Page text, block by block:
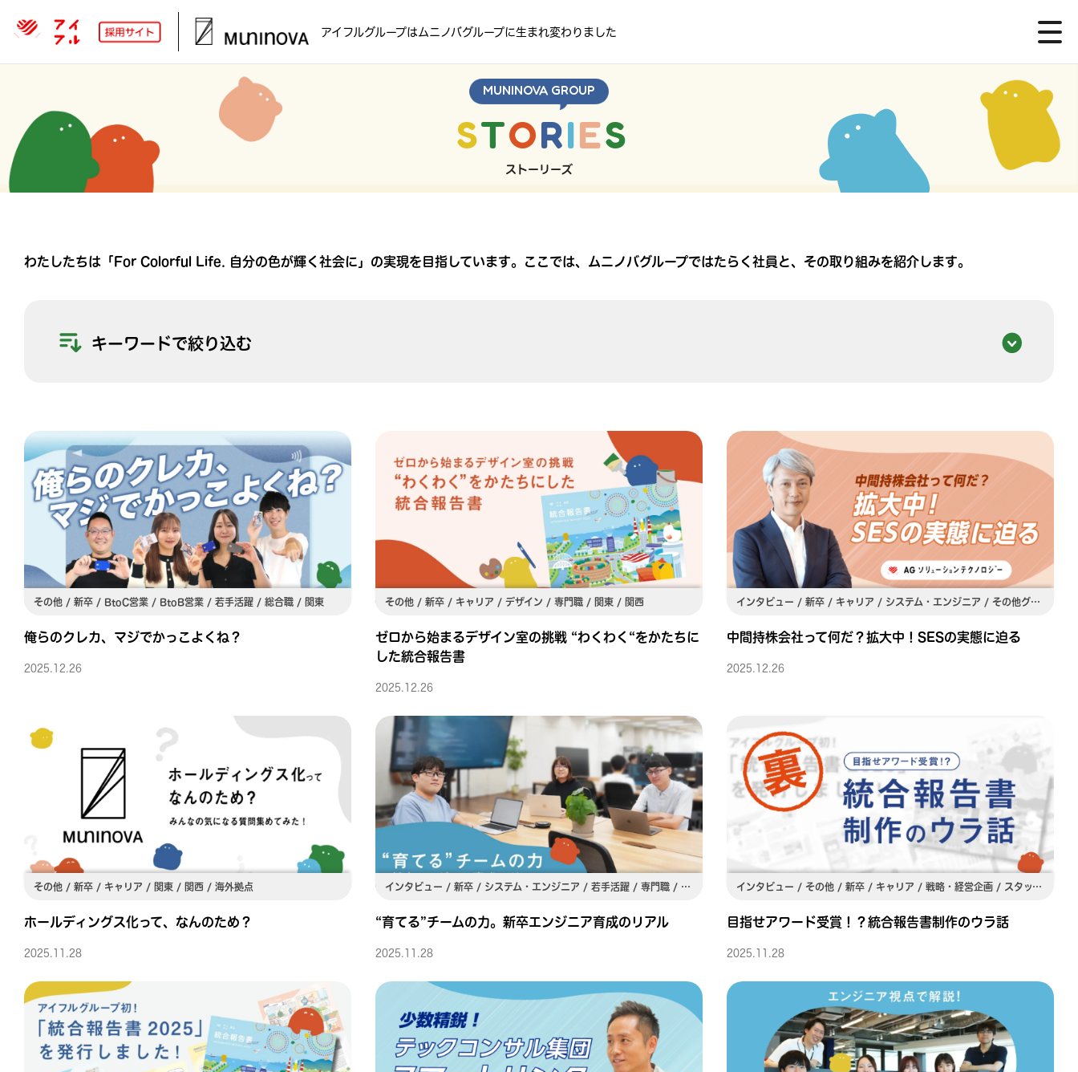
アイフルグループはムニノバグループに生まれ変わりました
新卒採用サイト
キャリア採用・ 第二新卒採用サイト
グループサイト
MUNINOVA GROUP
STORIES
ストーリーズ
わたしたちは「For Colorful Life. 自分の色が輝く社会に」の実現を目指しています。ここでは、ムニノバグループではたらく社員と、その取り組みを紹介します。
キーワードで絞り込む
その他 / 新卒 / BtoC営業 / BtoB営業 / 若手活躍 / 総合職 / 関東
俺らのクレカ、マジでかっこよくね？
2025.12.26
その他 / 新卒 / キャリア / デザイン / 専門職 / 関東 / 関西
ゼロから始まるデザイン室の挑戦 “わくわく“をかたちに
した統合報告書
2025.12.26
インタビュー / 新卒 / キャリア / システム・エンジニア / その他グループ会社・部署 / 管理職 / 専門職 / M&A / 関東
中間持株会社って何だ？拡大中！SESの実態に迫る
2025.12.26
その他 / 新卒 / キャリア / 関東 / 関西 / 海外拠点
ホールディングス化って、なんのため？
2025.11.28
インタビュー / 新卒 / システム・エンジニア / 若手活躍 / 専門職 / スキルアップ / 関西
“育てる”チームの力。新卒エンジニア育成のリアル
2025.11.28
インタビュー / その他 / 新卒 / キャリア / 戦略・経営企画 / スタッフ部署 / 総合職 / 関東
目指せアワード受賞！？統合報告書制作のウラ話
2025.11.28